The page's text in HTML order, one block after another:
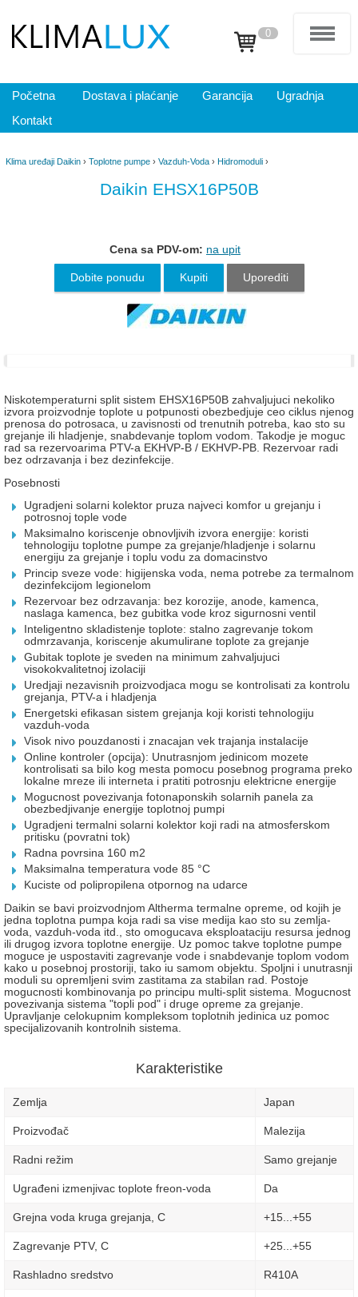
0
Početna Dostava i plaćanje Garancija
Ugradnja
Kontakt
Klima uređaji Daikin › Toplotne pumpe › Vazduh-Voda › Hidromoduli ›
Daikin EHSX16P50B
Cena sa PDV-om: na upit
Dobite ponudu Kupiti Uporediti
Niskotemperaturni split sistem EHSX16P50B zahvaljujuci nekoliko
izvora proizvodnje toplote u potpunosti obezbedjuje ceo ciklus njenog
prenosa do potrosaca, u zavisnosti od trenutnih potreba, kao sto su
grejanje ili hladjenje, snabdevanje toplom vodom. Takodje je moguc
rad sa rezervoarima PTV-a EKHVP-B / EKHVP-PB. Rezervoar radi
bez odrzavanja i bez dezinfekcije.
Posebnosti
Ugradjeni solarni kolektor pruza najveci komfor u grejanju i
potrosnoj tople vode
Maksimalno koriscenje obnovljivih izvora energije: koristi
tehnologiju toplotne pumpe za grejanje/hladjenje i solarnu
energiju za grejanje i toplu vodu za domacinstvo
Princip sveze vode: higijenska voda, nema potrebe za termalnom
dezinfekcijom legionelom
Rezervoar bez odrzavanja: bez korozije, anode, kamenca,
naslaga kamenca, bez gubitka vode kroz sigurnosni ventil
Inteligentno skladistenje toplote: stalno zagrevanje tokom
odmrzavanja, koriscenje akumulirane toplote za grejanje
Gubitak toplote je sveden na minimum zahvaljujuci
visokokvalitetnoj izolaciji
Uredjaji nezavisnih proizvodjaca mogu se kontrolisati za kontrolu
grejanja, PTV-a i hladjenja
Energetski efikasan sistem grejanja koji koristi tehnologiju
vazduh-voda
Visok nivo pouzdanosti i znacajan vek trajanja instalacije
Online kontroler (opcija): Unutrasnjom jedinicom mozete
kontrolisati sa bilo kog mesta pomocu posebnog programa preko
lokalne mreze ili interneta i pratiti potrosnju elektricne energije
Mogucnost povezivanja fotonaponskih solarnih panela za
obezbedjivanje energije toplotnoj pumpi
Ugradjeni termalni solarni kolektor koji radi na atmosferskom
pritisku (povratni tok)
Radna povrsina 160 m2
Maksimalna temperatura vode 85 °C
Kuciste od polipropilena otpornog na udarce
Daikin se bavi proizvodnjom Altherma termalne opreme, od kojih je
jedna toplotna pumpa koja radi sa vise medija kao sto su zemlja-
voda, vazduh-voda itd., sto omogucava eksploataciju resursa jednog
ili drugog izvora toplotne energije. Uz pomoc takve toplotne pumpe
moguce je uspostaviti zagrevanje vode i snabdevanje toplom vodom
kako u posebnoj prostoriji, tako iu samom objektu. Spoljni i unutrasnji
moduli su opremljeni svim zastitama za stabilan rad. Postoje
mogucnosti kombinovanja po principu multi-split sistema. Mogucnost
povezivanja sistema "topli pod" i druge opreme za grejanje.
Upravljanje celokupnim kompleksom toplotnih jedinica uz pomoc
specijalizovanih kontrolnih sistema.
Karakteristike
Zemlja Japan
Proizvođač Malezija
Radni režim Samo grejanje
Ugrađeni izmenjivac toplote freon-voda Da
Grejna voda kruga grejanja, C +15...+55
Zagrevanje PTV, C +25...+55
Rashladno sredstvo R410A